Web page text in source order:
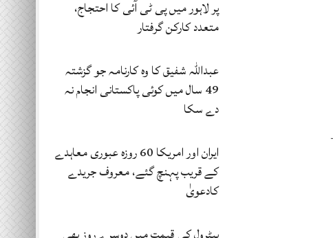
پر لاہور میں پی ٹی آئی کا احتجاج،
متعدد کارکن گرفتار
عبداللہ شفیق کا وہ کارنامہ جو گزشتہ
49 سال میں کوئی پاکستانی انجام نہ
دے سکا
ایران اور امریکا 60 روزہ عبوری معاہدے
کے قریب پہنچ گئے، معروف جریدے
کادعویٰ